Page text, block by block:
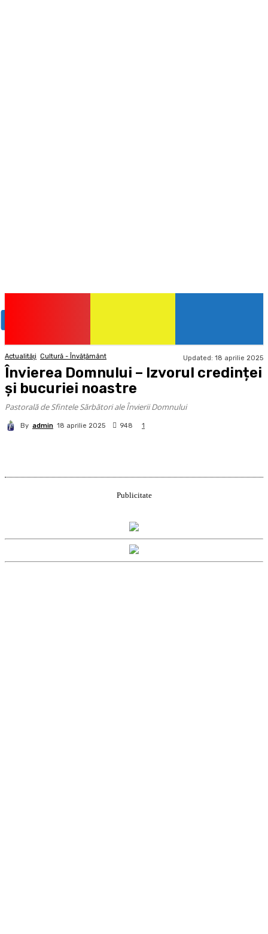
Actualităţi Cultură - Învățământ Updated: 18 aprilie 2025
Învierea Domnului – Izvorul credinței
și bucuriei noastre
Pastorală de Sfintele Sărbători ale Învierii Domnului
By admin 18 aprilie 2025 948 1
Publicitate